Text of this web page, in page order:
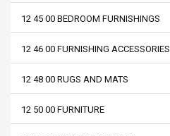
12 45 00 BEDROOM FURNISHINGS
12 46 00 FURNISHING ACCESSORIES
12 48 00 RUGS AND MATS
12 50 00 FURNITURE